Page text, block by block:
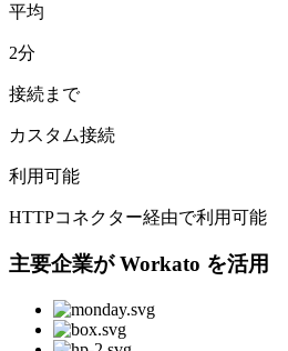
平均
2分
接続まで
カスタム接続
利用可能
HTTPコネクター経由で利用可能
主要企業が Workato を活用